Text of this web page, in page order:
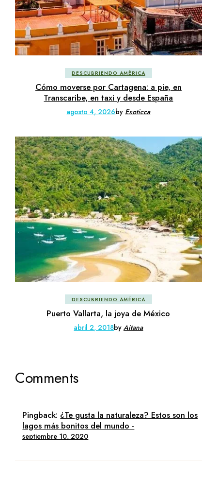
DESCUBRIENDO AMÉRICA
Cómo moverse por Cartagena: a pie, en
Transcaribe, en taxi y desde España
agosto 4, 2026by Exoticca
DESCUBRIENDO AMÉRICA
Puerto Vallarta, la joya de México
abril 2, 2018byAitana
Comments
Pingback: ¿Te gusta la naturaleza? Estos son los
lagos más bonitos del mundo -
septiembre 10, 2020